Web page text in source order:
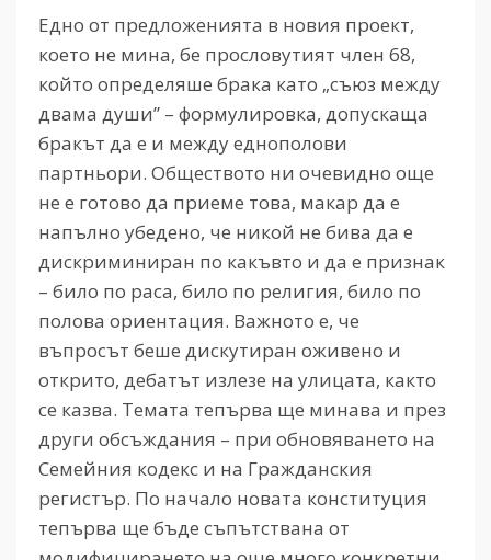
Едно от предложенията в новия проект,
което не мина, бе прословутият член 68,
който определяше брака като „съюз между
двама души” – формулировка, допускаща
бракът да е и между еднополови
партньори. Обществото ни очевидно още
не е готово да приеме това, макар да е
напълно убедено, че никой не бива да е
дискриминиран по какъвто и да е признак
– било по раса, било по религия, било по
полова ориентация. Важното е, че
въпросът беше дискутиран оживено и
открито, дебатът излезе на улицата, както
се казва. Темата тепърва ще минава и през
други обсъждания – при обновяването на
Семейния кодекс и на Гражданския
регистър. По начало новата конституция
тепърва ще бъде съпътствана от